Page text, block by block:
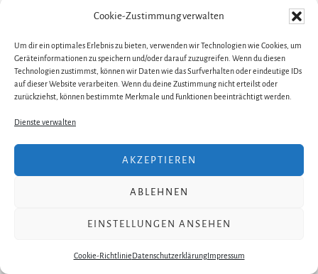
Cookie-Zustimmung verwalten
Um dir ein optimales Erlebnis zu bieten, verwenden wir Technologien wie Cookies, um
Geräteinformationen zu speichern und/oder darauf zuzugreifen. Wenn du diesen
Technologien zustimmst, können wir Daten wie das Surfverhalten oder eindeutige IDs
auf dieser Website verarbeiten. Wenn du deine Zustimmung nicht erteilst oder
zurückziehst, können bestimmte Merkmale und Funktionen beeinträchtigt werden.
Dienste verwalten
AKZEPTIEREN
ABLEHNEN
EINSTELLUNGEN ANSEHEN
Cookie-RichtlinieDatenschutzerklärungImpressum
explodierend, so anklagend und so zerrissen bricht ihr
Schicksal immer wieder aus ihr hervor. Auch das löst
Anna Hofbauer authentisch und mit gewaltiger Kraft in
der Stimme und im Spiel. Ein Wunderwerk. Danke,
Anna Hofbauer!